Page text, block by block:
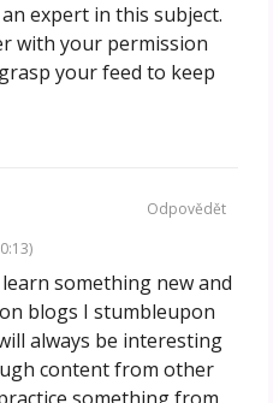
expert in this subject.
with your permission
your feed to keep
something new and
blogs I stumbleupon
always be interesting
content from other
Odpovědět